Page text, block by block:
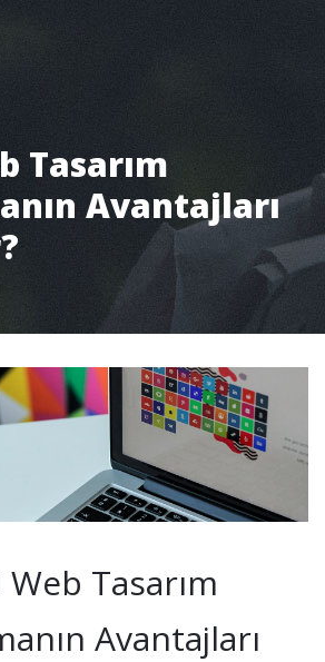
Tasarım
Avantajları
Web Tasarım
Avantajları